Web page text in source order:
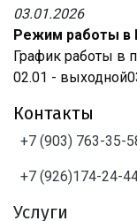
03.01.2026
Режим работы в
График работы в
02.01 -
Контакты
+7 (903) 763-35-
+7 (926)174-24-
Услуги